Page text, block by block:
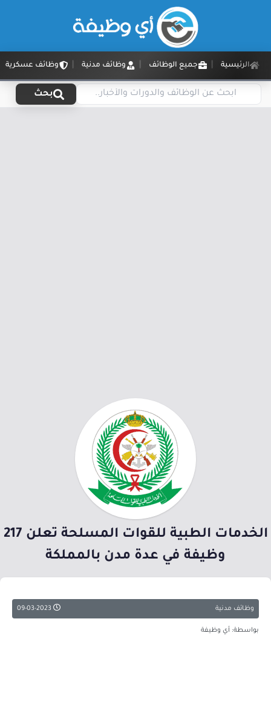
الرئيسية جميع الوظائف وظائف مدنية وظائف عسكرية
بحث
الخدمات الطبية للقوات المسلحة تعلن 217
وظيفة في عدة مدن بالمملكة
وظائف مدنية
بواسطة: أي وظيفة